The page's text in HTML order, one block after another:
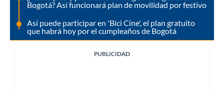
Bogotá? Así funcionará plan de movilidad por festivo
Así puede participar en 'Bici Cine', el plan gratuito
que habrá hoy por el cumpleaños de Bogotá
PUBLICIDAD